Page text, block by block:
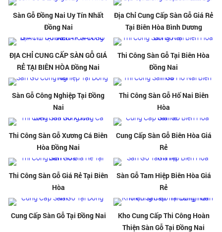
Sàn Gỗ Đồng Nai Uy Tín Nhất
Đồng Nai
Địa Chỉ Cung Cấp Sàn Gỗ Giá Rẻ
Tại Biên Hòa Bình Dương
ĐỊA CHỈ CUNG CẤP SÀN GỖ GIÁ
RẺ TẠI BIÊN HÒA Đồng Nai
Thi Công Sàn Gỗ Tại Biên Hòa
Đồng Nai
Sàn Gỗ Công Nghiệp Tại Đồng
Nai
Thi Công Sàn Gỗ Hố Nai Biên
Hòa
Thi Công Sàn Gỗ Xương Cá Biên
Hòa Đồng Nai
Cung Cấp Sàn Gỗ Biên Hòa Giá
Rẻ
Thi Công Sàn Gỗ Giá Rẻ Tại Biên
Hòa
Sàn Gỗ Tam Hiệp Biên Hòa Giá
Rẻ
Cung Cấp Sàn Gỗ Tại Đồng Nai
Kho Cung Cấp Thi Công Hoàn
Thiện Sàn Gỗ Tại Đồng Nai